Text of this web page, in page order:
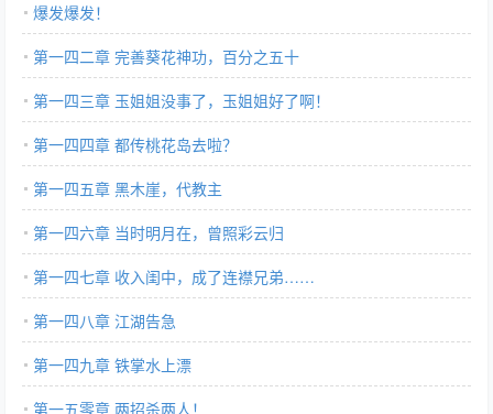
爆发爆发！
第一四二章 完善葵花神功，百分之五十
第一四三章 玉姐姐没事了，玉姐姐好了啊！
第一四四章 都传桃花岛去啦？
第一四五章 黑木崖，代教主
第一四六章 当时明月在，曾照彩云归
第一四七章 收入闺中，成了连襟兄弟……
第一四八章 江湖告急
第一四九章 铁掌水上漂
第一五零章 两招杀两人！